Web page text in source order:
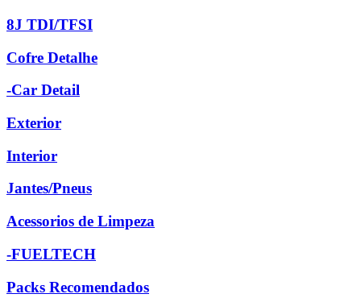
8J TDI/TFSI
Cofre Detalhe
-Car Detail
Exterior
Interior
Jantes/Pneus
Acessorios de Limpeza
-FUELTECH
Packs Recomendados